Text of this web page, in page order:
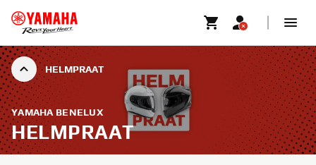
HELMPRAAT
YAMAHA BENELUX
HELMPRAAT